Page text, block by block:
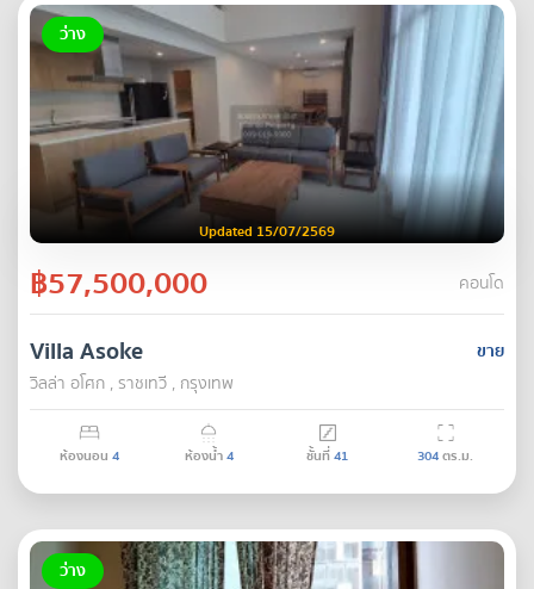
ว่าง
Updated 15/07/2569
฿57,500,000 คอนโด
ขาย
Villa Asoke
วิลล่า อโศก , ราชเทวี , กรุงเทพ
ห้องนอน 4 ห้องน้ำ4 ชั้นที่41 304ตร.ม.
ว่าง